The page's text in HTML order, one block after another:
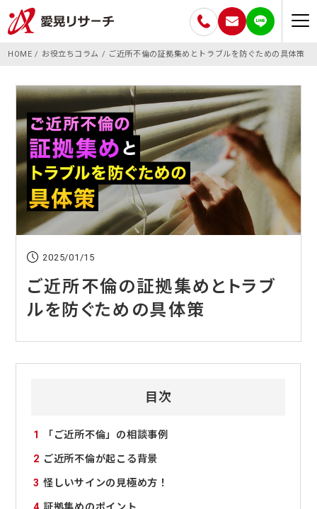
HOME お役立ちコラム ご近所不倫の証拠集めとトラブルを防ぐための具体策
2025/01/15
ご近所不倫の証拠集めとトラブ
ルを防ぐための具体策
目次
1 「ご近所不倫」の相談事例
2 ご近所不倫が起こる背景
3 怪しいサインの見極め方！